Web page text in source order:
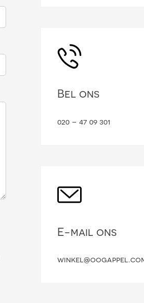
Bel ons
020 – 47 09 301
E-mail ons